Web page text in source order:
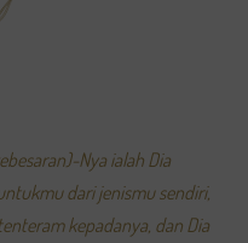
Nya ialah Dia
dari jenismu sendiri,
kepadanya, dan Dia